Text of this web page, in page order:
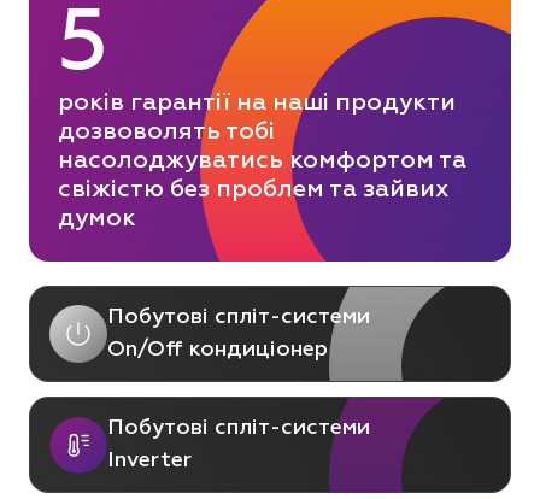
5
років гарантії на наші продукти
дозвоволять тобі
насолоджуватись комфортом та
свіжістю без проблем та зайвих
думок
Побутові спліт-системи
On/Off кондиціонер
Побутові спліт-системи
Inverter